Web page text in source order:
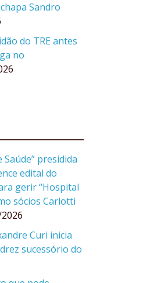
Sandro
do TRE antes
no
Saúde” presidida
edital do
gerir “Hospital
sócios Carlotti
Curi inicia
sucessório do